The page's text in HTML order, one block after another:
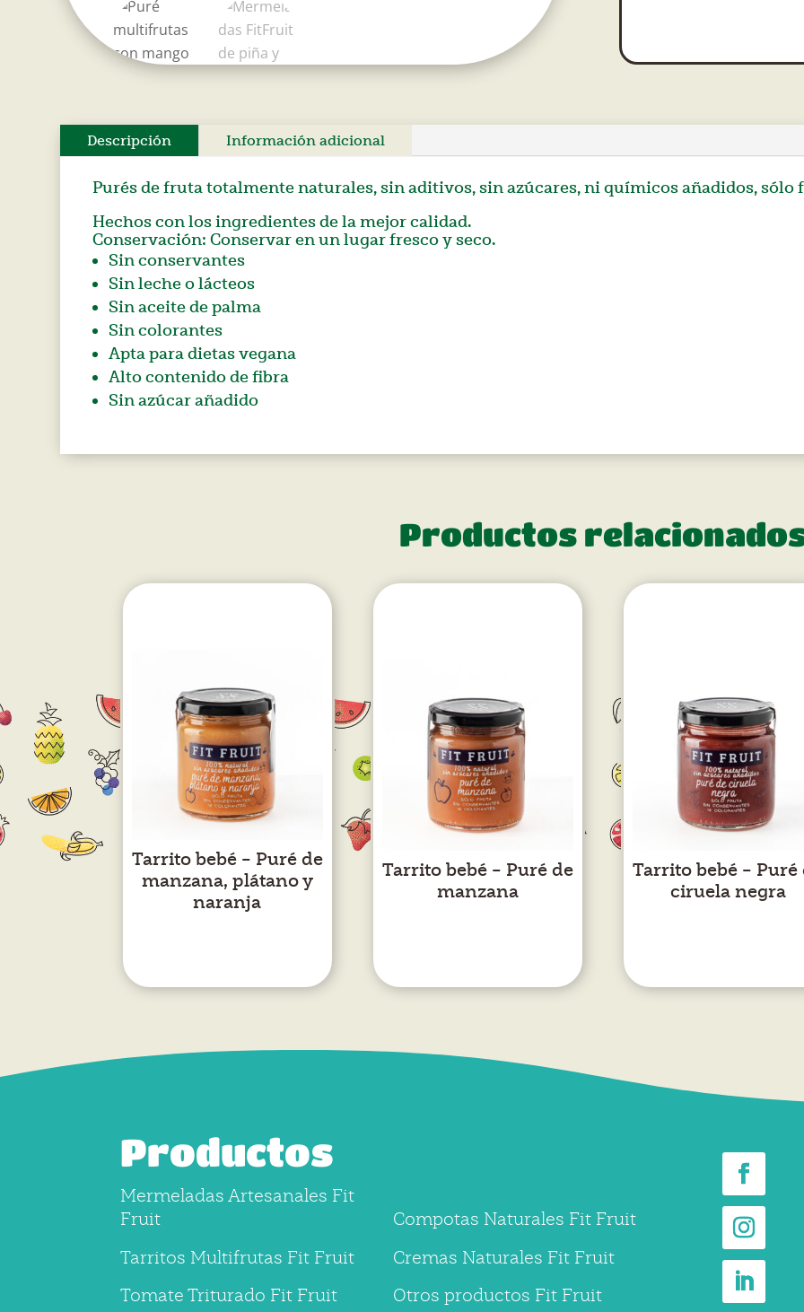
Descripción Información adicional
Purés de fruta totalmente naturales, sin aditivos, sin azúcares, ni químicos añadidos, sólo
Hechos con los ingredientes de la mejor calidad.
Conservación: Conservar en un lugar fresco y seco.
Sin conservantes
Sin leche o lácteos
Sin aceite de palma
Sin colorantes
Apta para dietas vegana
Alto contenido de fibra
Sin azúcar añadido
Productos
Tarrito bebé – Puré de
manzana, plátano y
naranja
Tarrito bebé – Puré de
manzana
Tarrito bebé – Puré
ciruela negra
Productos
Mermeladas Artesanales Fit
Fruit
Compotas Naturales Fit Fruit
Tarritos Multifrutas Fit Fruit
Cremas Naturales Fit Fruit
Tomate Triturado Fit Fruit
Otros productos Fit Fruit